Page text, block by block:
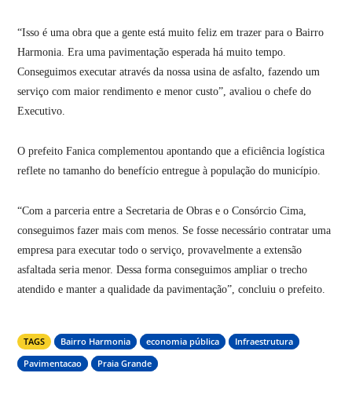
“Isso é uma obra que a gente está muito feliz em trazer para o Bairro
Harmonia. Era uma pavimentação esperada há muito tempo.
Conseguimos executar através da nossa usina de asfalto, fazendo um
serviço com maior rendimento e menor custo”, avaliou o chefe do
Executivo.
O prefeito Fanica complementou apontando que a eficiência logística
reflete no tamanho do benefício entregue à população do município.
“Com a parceria entre a Secretaria de Obras e o Consórcio Cima,
conseguimos fazer mais com menos. Se fosse necessário contratar uma
empresa para executar todo o serviço, provavelmente a extensão
asfaltada seria menor. Dessa forma conseguimos ampliar o trecho
atendido e manter a qualidade da pavimentação”, concluiu o prefeito.
TAGS Bairro Harmonia economia pública
Infraestrutura
Pavimentacao
Praia Grande